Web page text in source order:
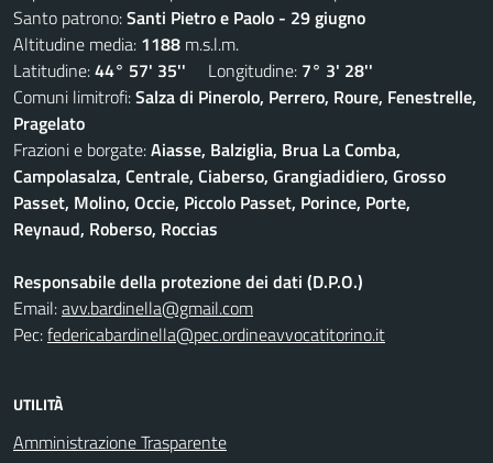
Santo patrono:Santi Pietro e Paolo - 29 giugno
Altitudine media: 1188 m.s.l.m.
Latitudine:44° 57' 35'' Longitudine: 7° 3' 28''
Comuni limitrofi:Salza di Pinerolo, Perrero, Roure, Fenestrelle,
Pragelato
Frazioni e borgate:Aiasse, Balziglia, Brua La Comba,
Campolasalza, Centrale, Ciaberso, Grangiadidiero, Grosso
Passet, Molino, Occie, Piccolo Passet, Porince, Porte,
Reynaud, Roberso, Roccias
Responsabile della protezione dei dati (D.P.O.)
Email:avv.bardinella@gmail.com
Pec:federicabardinella@pec.ordineavvocatitorino.it
UTILITÀ
Amministrazione Trasparente